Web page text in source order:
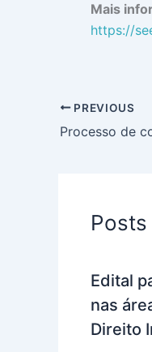
Mais
https://
PREVIOUS
Edital
nas
Direito